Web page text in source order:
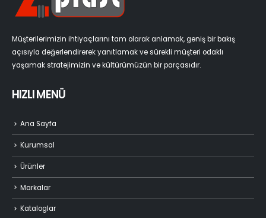
Müşterilerimizin ihtiyaçlarını tam olarak anlamak, geniş bir bakış
açısıyla değerlendirerek yanıtlamak ve sürekli müşteri odaklı
yaşamak stratejimizin ve kültürümüzün bir parçasıdır.
HIZLI MENÜ
Ana Sayfa
Kurumsal
Ürünler
Markalar
Kataloglar